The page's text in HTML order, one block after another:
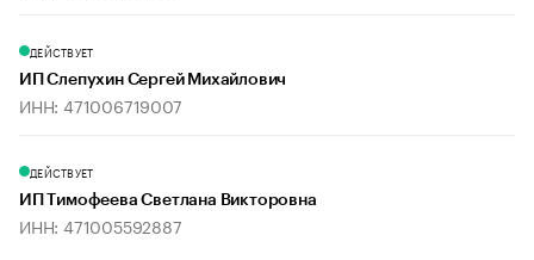
ДЕЙСТВУЕТ
ИП Слепухин Сергей Михайлович
ИНН: 471006719007
ДЕЙСТВУЕТ
ИП Тимофеева Светлана Викторовна
ИНН: 471005592887